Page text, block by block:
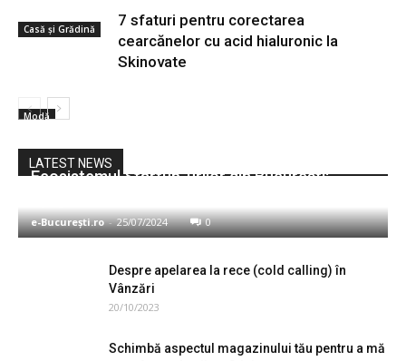
Casă și Grădină
Modă
7 sfaturi pentru corectarea
cearcănelor cu acid hialuronic la
Skinovate
LATEST NEWS
Ecosistemul Startup-urilor din București:
e-București.ro - 25/07/2024 0
Despre apelarea la rece (cold calling) în
Vânzări
20/10/2023
Schimbă aspectul magazinului tău pentru a mă